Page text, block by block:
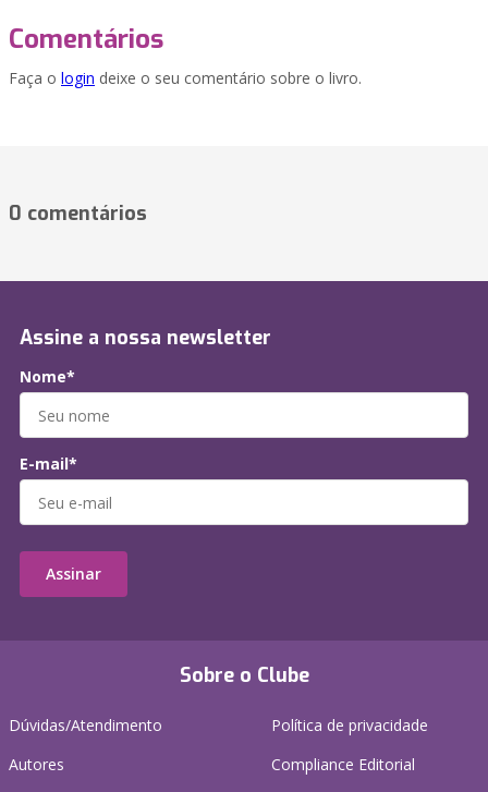
Comentários
Faça o login deixe o seu comentário sobre o livro.
0 comentários
Sobre o Clube
Dúvidas/Atendimento
Autores
Política de privacidade
Compliance Editorial
Assine a nossa newsletter
Nome*
E-mail*
Assinar